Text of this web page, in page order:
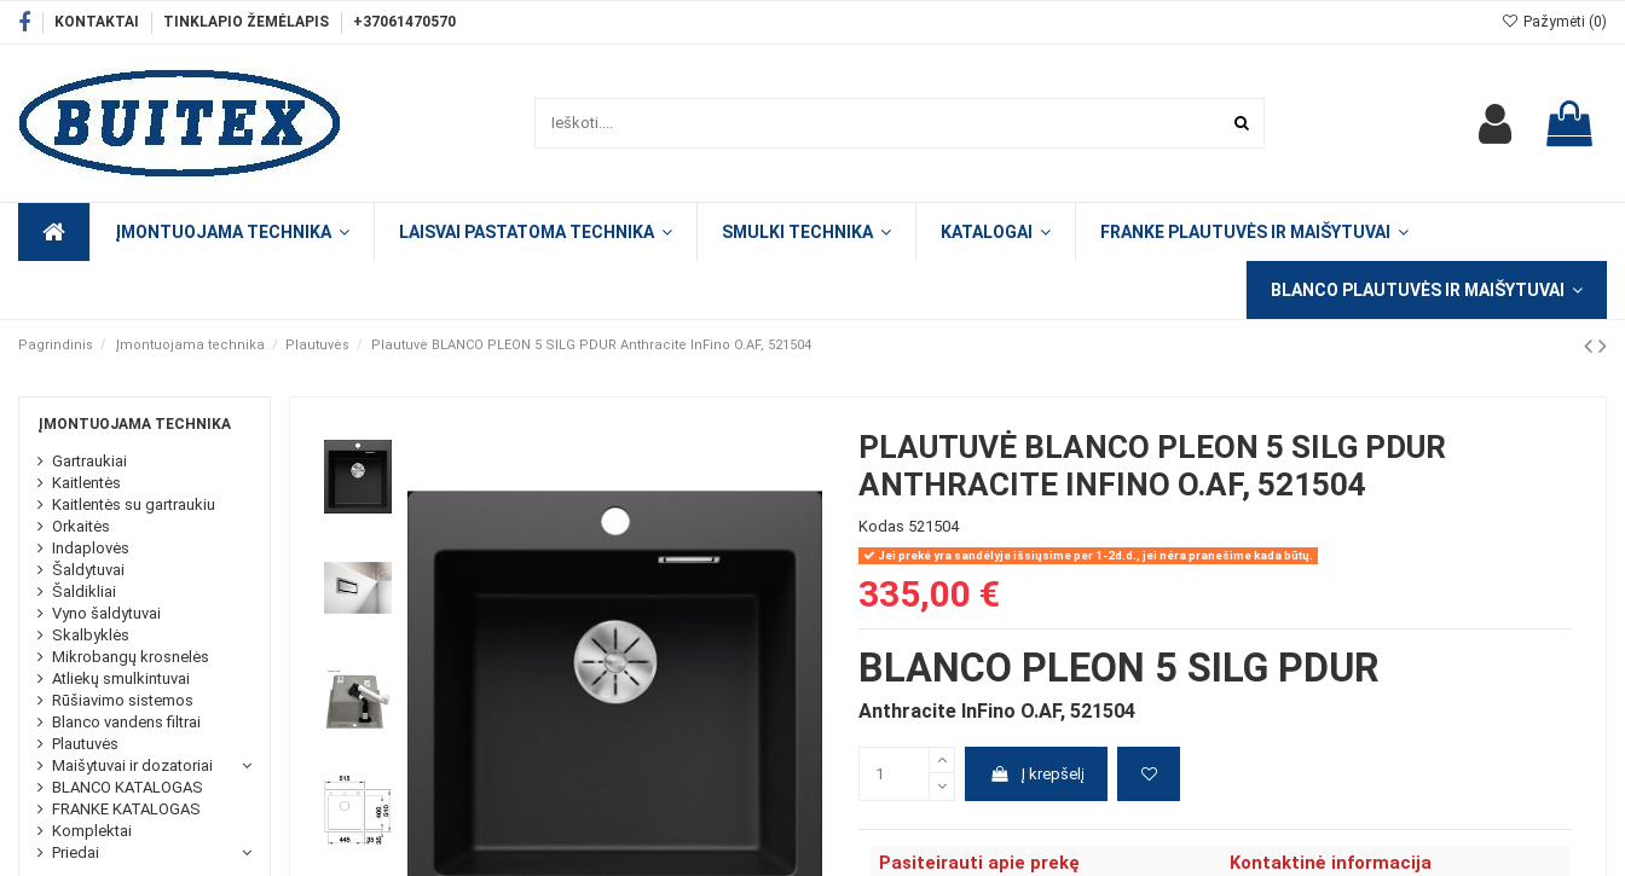
KONTAKTAI TINKLAPIO ŽEMĖLAPIS +37061470570 Pažymėti (0)
ĮMONTUOJAMA TECHNIKA LAISVAI PASTATOMA TECHNIKA SMULKI TECHNIKA KATALOGAI FRANKE PLAUTUVĖS IR MAIŠYTUVAI
BLANCO PLAUTUVĖS IR MAIŠYTUVAI
Pagrindinis Įmontuojama technika Plautuvės Plautuvė BLANCO PLEON 5 SILG PDUR Anthracite InFino O.AF, 521504
PLAUTUVĖ BLANCO PLEON 5 SILG PDUR
ANTHRACITE INFINO O.AF, 521504
Kodas 521504
Jei prekė yra sandėlyje išsiųsime per 1-2d.d., jei nėra pranešime kada būtų.
335,00 €
BLANCO PLEON 5 SILG PDUR
Anthracite InFino O.AF, 521504
Į krepšelį
Pasiteirauti apie prekę Kontaktinė informacija
ĮMONTUOJAMA TECHNIKA
Gartraukiai
Kaitlentės
Kaitlentės su gartraukiu
Orkaitės
Indaplovės
Šaldytuvai
Šaldikliai
Vyno šaldytuvai
Skalbyklės
Mikrobangų krosnelės
Atliekų smulkintuvai
Rūšiavimo sistemos
Blanco vandens filtrai
Plautuvės
Maišytuvai ir dozatoriai
BLANCO KATALOGAS
FRANKE KATALOGAS
Komplektai
Priedai